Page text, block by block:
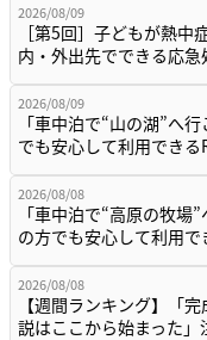
2026/08/09
［第5回］子どもが熱中
内・外出先でできる応
2026/08/09
「車中泊で“山の湖”へ
でも安心して利用でき
2026/08/08
「車中泊で“高原の牧場
の方でも安心して利用
2026/08/08
【週間ランキング】「
説はここから始まった